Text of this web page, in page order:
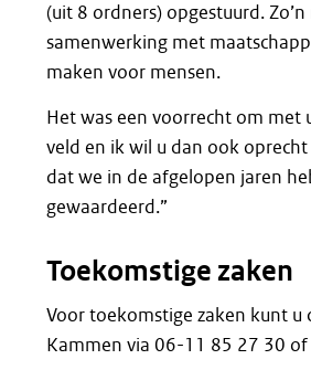
(uit 8 ordners) opgestuurd.
samenwerking met
maken voor mensen.
Het was een voorrecht om
veld en ik wil u dan ook
dat we in de afgelopen jaren
gewaardeerd.”
Toekomstige zaken
Voor toekomstige zaken kunt
Kammen via 06-11 85 27 30 of